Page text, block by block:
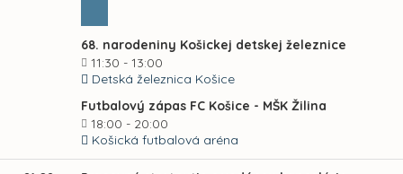
68. narodeniny Košickej detskej železnice
11:30 - 13:00
Detská železnica Košice
Futbalový zápas FC Košice - MŠK Žilina
18:00 - 20:00
Košická futbalová aréna